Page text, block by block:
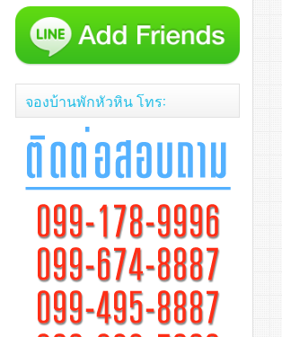
จองบ้านพักหัวหิน โทร: